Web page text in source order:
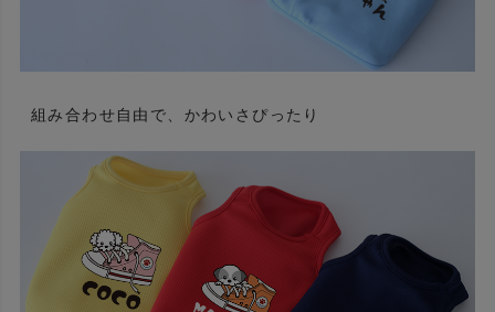
組み合わせ自由で、かわいさぴったり